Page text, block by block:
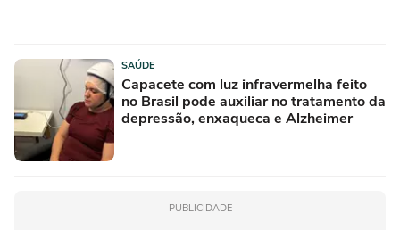
SAÚDE
Capacete com luz infravermelha feito
no Brasil pode auxiliar no tratamento da
depressão, enxaqueca e Alzheimer
PUBLICIDADE